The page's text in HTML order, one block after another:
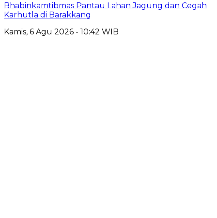
Bhabinkamtibmas Pantau Lahan Jagung dan Cegah
Karhutla di Barakkang
Kamis, 6 Agu 2026 - 10:42 WIB